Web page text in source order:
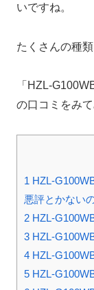
いですね。
たくさんの種
「HZL-
の口コミをみて
1 HZL-
悪評とかない
2 HZL-
3 HZL-
4 HZL-
5 HZL-